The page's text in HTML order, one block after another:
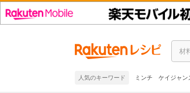
人気のキーワード ミンチ ケイジャン